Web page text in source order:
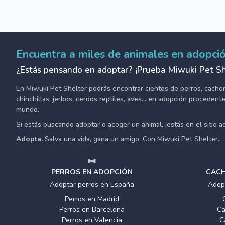
Encuentra a miles de animales en
¿Estás pensando en adoptar? ¡Prueba Miwuki Pet
En Miwuki Pet Shelter podrás encontrar cientos de perros,
chinchillas, jerbos, cerdos reptiles, aves... en adopción
mundo.
Si estás buscando adoptar o acoger un animal, ¡estás en el sitio
Adopta. Salva una vida, gana un amigo. Con Miwuki Pet Shelter.
PERROS EN ADOPCIÓN
Adoptar perros en España
Perros en Madrid
Perros en Barcelona
Perros en Valencia